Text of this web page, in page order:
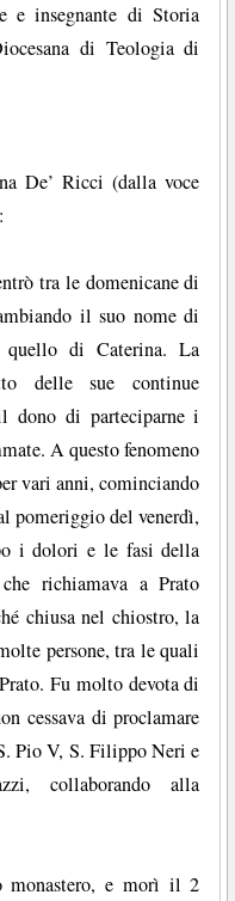
e insegnante di Storia
di Teologia di
De’ Ricci (dalla voce
tra le domenicane di
il suo nome di
quello di Caterina. La
delle sue continue
dono di parteciparne i
A questo fenomeno
vari anni, cominciando
pomeriggio del venerdì,
i dolori e le fasi della
richiamava a Prato
chiusa nel chiostro, la
persone, tra le quali
Fu molto devota di
cessava di proclamare
Pio V, S. Filippo Neri e
collaborando alla
monastero, e morì il 2